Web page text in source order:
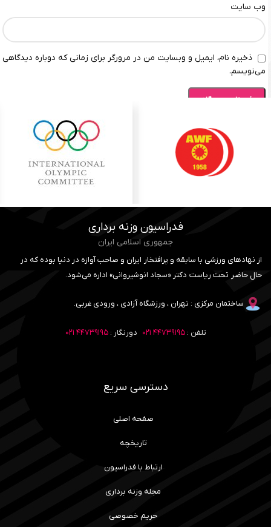
وب‌ سایت
ذخیره نام، ایمیل و وبسایت من در مرورگر برای زمانی که دوباره دیدگاهی
می‌نویسم.
فدراسیون وزنه برداری
جمهوری اسلامی ایران
از نهادهای ورزشی با سابقه و پرافتخار ایران و صاحب آوازه در دنیا بوده که در
حال حاضر تحت ریاست دکتر «سجاد انوشیروانی» اداره می‌شود.
ساختمان مرکزی : تهران ، ورزشگاه آزادی ، ورودی غربی.
تلفن :۴۴۷۳۹۱۹۵ ۰۲۱ دورنگار :۴۴۷۳۹۱۹۵ ۰۲۱
دسترسی سریع
صفحه اصلی
تاریخچه
ارتباط با فدراسیون
مجله وزنه برداری
حریم خصوصی